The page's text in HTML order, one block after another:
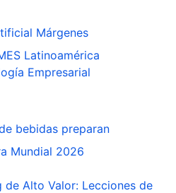
Márgenes
Latinoamérica
Empresarial
bebidas preparan
Mundial 2026
de Alto Valor: Lecciones de